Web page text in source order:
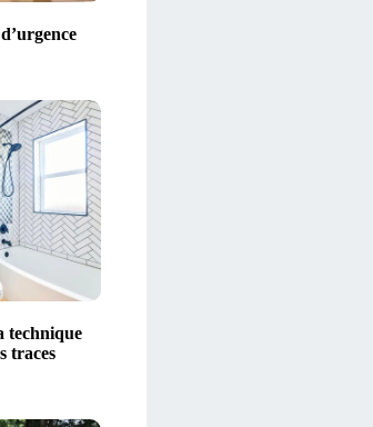
technique
traces